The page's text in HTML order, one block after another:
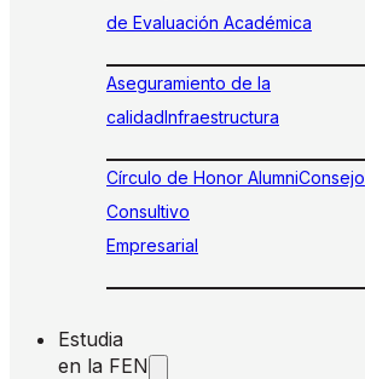
de Evaluación Académica
Aseguramiento de la
calidadInfraestructura
Círculo de Honor AlumniConsejo
Consultivo
Empresarial
Estudia
en la FEN